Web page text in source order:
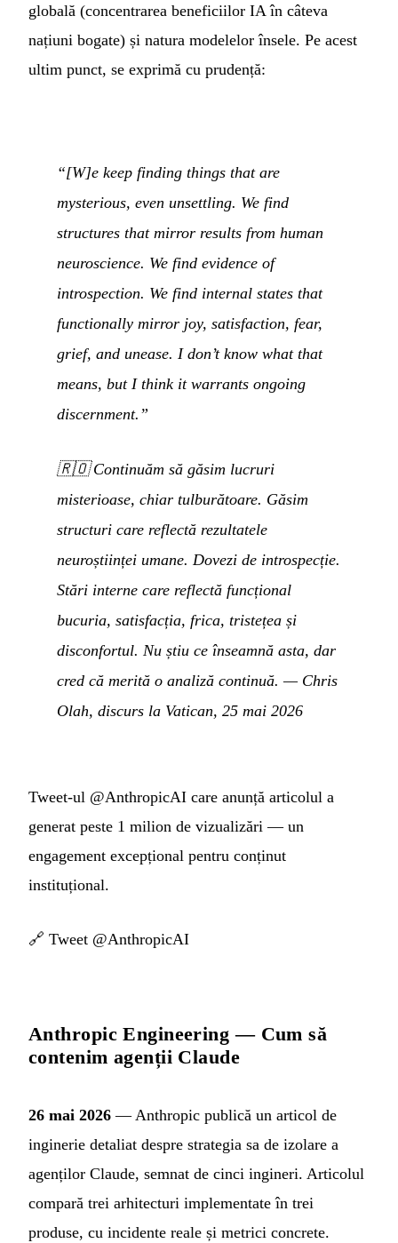
globală (concentrarea beneficiilor IA în câteva
națiuni bogate) și natura modelelor însele. Pe acest
ultim punct, se exprimă cu prudență:
“[W]e keep finding things that are
mysterious, even unsettling. We find
structures that mirror results from human
neuroscience. We find evidence of
introspection. We find internal states that
functionally mirror joy, satisfaction, fear,
grief, and unease. I don’t know what that
means, but I think it warrants ongoing
discernment.”
🇷🇴Continuăm să găsim lucruri
misterioase, chiar tulburătoare. Găsim
structuri care reflectă rezultatele
neuroștiinței umane. Dovezi de introspecție.
Stări interne care reflectă funcțional
bucuria, satisfacția, frica, tristețea și
disconfortul. Nu știu ce înseamnă asta, dar
cred că merită o analiză continuă. — Chris
Olah, discurs la Vatican, 25 mai 2026
Tweet-ul @AnthropicAI care anunță articolul a
generat peste 1 milion de vizualizări — un
engagement excepțional pentru conținut
instituțional.
🔗 Tweet @AnthropicAI
Anthropic Engineering — Cum să
contenim agenții Claude
26 mai 2026 — Anthropic publică un articol de
inginerie detaliat despre strategia sa de izolare a
agenților Claude, semnat de cinci ingineri. Articolul
compară trei arhitecturi implementate în trei
produse, cu incidente reale și metrici concrete.